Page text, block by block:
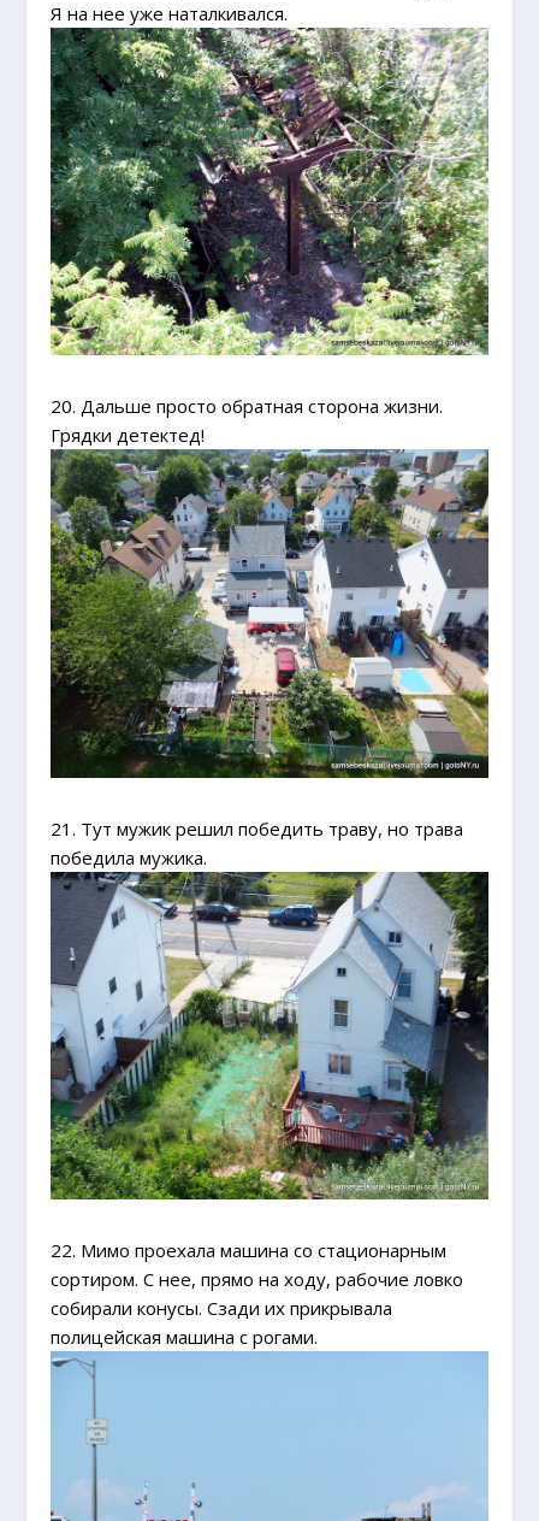
Я на нее уже наталкивался.
20. Дальше просто обратная сторона жизни.
Грядки детектед!
21. Тут мужик решил победить траву, но трава
победила мужика.
22. Мимо проехала машина со стационарным
сортиром. С нее, прямо на ходу, рабочие ловко
собирали конусы. Сзади их прикрывала
полицейская машина с рогами.